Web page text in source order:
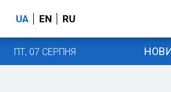
UA EN RU
ПТ, 07 СЕРПНЯ